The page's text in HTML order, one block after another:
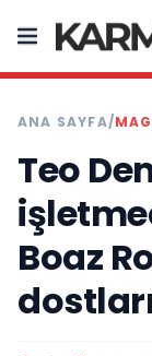
ANA SAYFA/
Teo
Boaz